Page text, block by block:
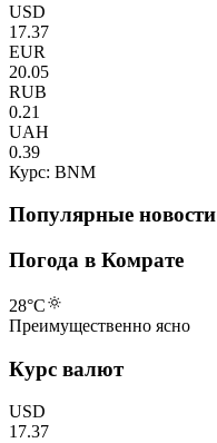
USD
17.37
EUR
20.05
RUB
0.21
UAH
0.39
Курс: BNM
Популярные новости
Погода в Комрате
28°C
Преимущественно ясно
Курс валют
USD
17.37